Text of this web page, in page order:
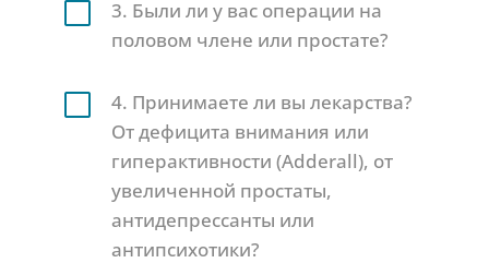
V
3. Были ли у вас операции на
половом члене или простате?
V
4. Принимаете ли вы лекарства?
От дефицита внимания или
гиперактивности (Adderall), от
увеличенной простаты,
антидепрессанты или
антипсихотики?